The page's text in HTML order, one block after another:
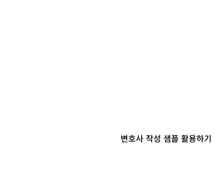
변호사 작성 샘플 활용하기